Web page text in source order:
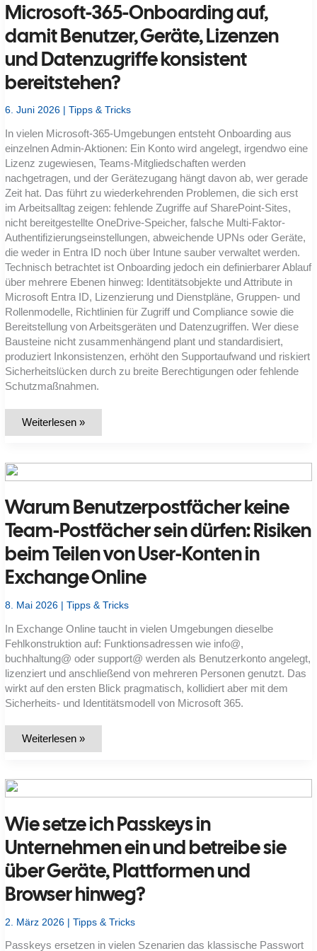
Microsoft-365-Onboarding auf,
damit Benutzer, Geräte, Lizenzen
und Datenzugriffe konsistent
bereitstehen?
6. Juni 2026 |Tipps & Tricks
In vielen Microsoft-365-Umgebungen entsteht Onboarding aus
einzelnen Admin-Aktionen: Ein Konto wird angelegt, irgendwo eine
Lizenz zugewiesen, Teams-Mitgliedschaften werden
nachgetragen, und der Gerätezugang hängt davon ab, wer gerade
Zeit hat. Das führt zu wiederkehrenden Problemen, die sich erst
im Arbeitsalltag zeigen: fehlende Zugriffe auf SharePoint-Sites,
nicht bereitgestellte OneDrive-Speicher, falsche Multi-Faktor-
Authentifizierungseinstellungen, abweichende UPNs oder Geräte,
die weder in Entra ID noch über Intune sauber verwaltet werden.
Technisch betrachtet ist Onboarding jedoch ein definierbarer Ablauf
über mehrere Ebenen hinweg: Identitätsobjekte und Attribute in
Microsoft Entra ID, Lizenzierung und Dienstpläne, Gruppen- und
Rollenmodelle, Richtlinien für Zugriff und Compliance sowie die
Bereitstellung von Arbeitsgeräten und Datenzugriffen. Wer diese
Bausteine nicht zusammenhängend plant und standardisiert,
produziert Inkonsistenzen, erhöht den Supportaufwand und riskiert
Sicherheitslücken durch zu breite Berechtigungen oder fehlende
Schutzmaßnahmen.
Wie
sauberes
365-
auf,
damit
Benutzer,
Geräte,
Lizenzen
und
Datenzugriffe
konsistent
bereitstehen?
Weiterlesen »
Warum Benutzerpostfächer keine
Team-Postfächer sein dürfen: Risiken
beim Teilen von User-Konten in
Exchange Online
8. Mai 2026 |Tipps & Tricks
In Exchange Online taucht in vielen Umgebungen dieselbe
Fehlkonstruktion auf: Funktionsadressen wie info@,
buchhaltung@ oder support@ werden als Benutzerkonto angelegt,
lizenziert und anschließend von mehreren Personen genutzt. Das
wirkt auf den ersten Blick pragmatisch, kollidiert aber mit dem
Sicherheits- und Identitätsmodell von Microsoft 365.
Warum
Postfächer
dürfen:
beim
Teilen
User-
Konten
in
Exchange
Weiterlesen »
Wie setze ich Passkeys in
Unternehmen ein und betreibe sie
über Geräte, Plattformen und
Browser hinweg?
2. März 2026 |Tipps & Tricks
Passkeys ersetzen in vielen Szenarien das klassische Passwort